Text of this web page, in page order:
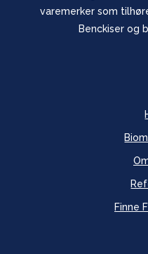
varemerker som
Benckiser og
Finne